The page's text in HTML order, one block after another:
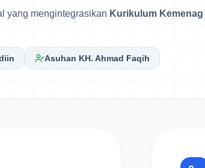
yang mengintegrasikan Kurikulum Kemenag
Asuhan KH. Ahmad Faqih